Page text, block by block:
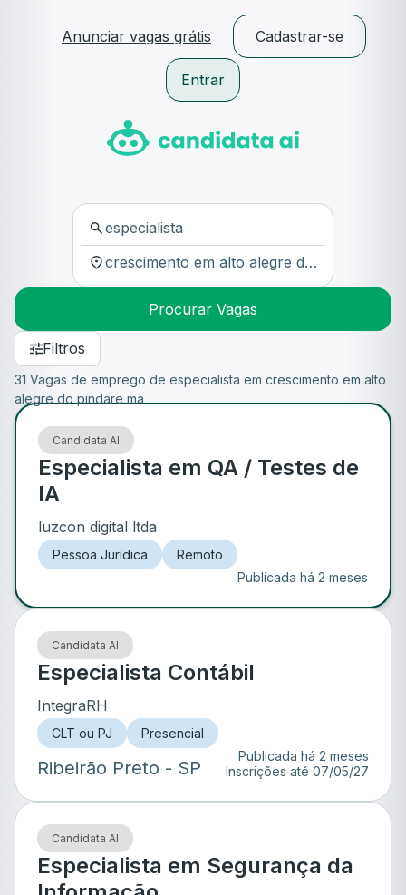
Anunciar vagas grátis Cadastrar-se
Entrar
Procurar Vagas
Filtros
31 Vagas de emprego de especialista em crescimento em alto
alegre do pindare ma
Candidata AI
Especialista em QA / Testes de
IA
luzcon digital ltda
Pessoa Jurídica
Remoto
Publicada há 2 meses
Candidata AI
Especialista Contábil
IntegraRH
CLT ou PJ Presencial
Ribeirão Preto - SP
Publicada há 2 meses
Inscrições até 07/05/27
Candidata AI
Especialista em Segurança da